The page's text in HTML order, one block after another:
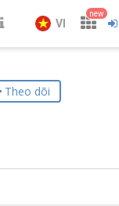
VI
new
Theo dõi